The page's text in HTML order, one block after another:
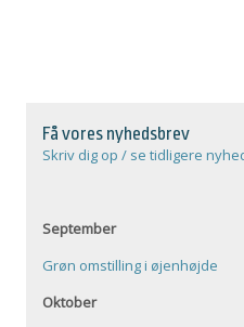
Få vores nyhedsbrev
Skriv dig op / se tidligere
September
Grøn omstilling i øjenhøjde
Oktober